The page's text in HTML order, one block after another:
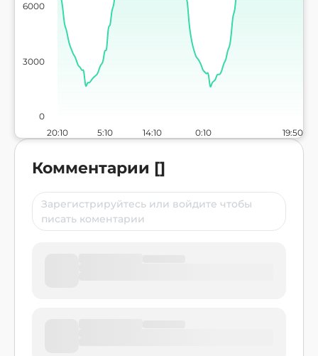
20:10 5:10 14:10 0:10 19:50
0
3000
6000
Комментарии []